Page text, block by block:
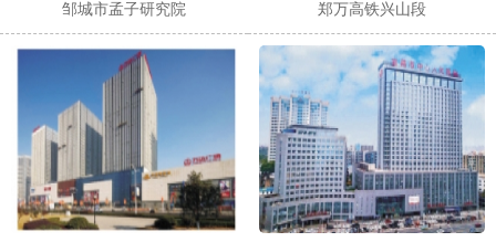
邹城市孟子研究院 郑万高铁兴山段